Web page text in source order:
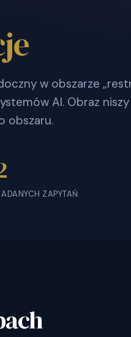
w obszarze
AI. Obraz
obszaru.
ZAPYTAŃ